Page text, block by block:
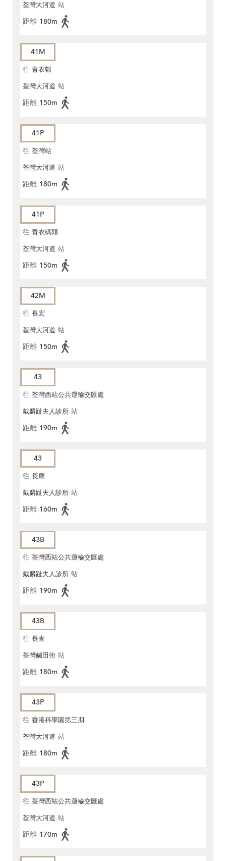
荃灣大河道 站
距離 180m
41M
往 青衣邨
荃灣大河道 站
距離 150m
41P
往 荃灣站
荃灣大河道 站
距離 180m
41P
往 青衣碼頭
荃灣大河道 站
距離 150m
42M
往 長宏
荃灣大河道 站
距離 150m
43
往 荃灣西站公共運輸交匯處
戴麟趾夫人診所 站
距離 190m
43
往 長康
戴麟趾夫人診所 站
距離 160m
43B
往 荃灣西站公共運輸交匯處
戴麟趾夫人診所 站
距離 190m
43B
往 長青
荃灣鹹田街 站
距離 180m
43P
往 香港科學園第三期
荃灣大河道 站
距離 180m
43P
往 荃灣西站公共運輸交匯處
荃灣大河道 站
距離 170m